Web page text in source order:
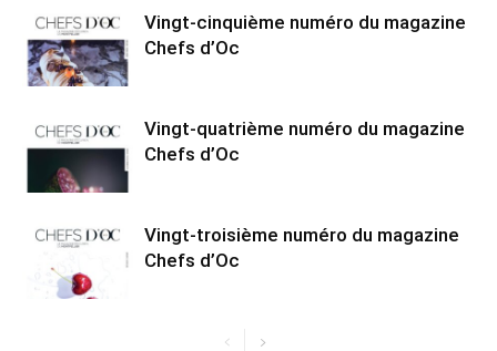
Vingt-cinquième numéro du magazine
Chefs d’Oc
Vingt-quatrième numéro du magazine
Chefs d’Oc
Vingt-troisième numéro du magazine
Chefs d’Oc